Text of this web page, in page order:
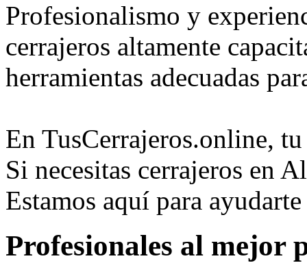
Profesionalismo y
cerrajeros altamente
herramientas adecuadas
En TusCerrajeros.online,
Si necesitas cerrajeros en
Estamos aquí para
Profesionales al mejor